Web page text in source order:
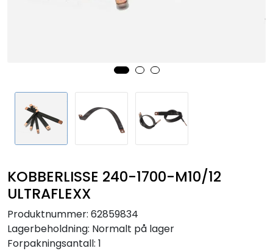
KOBBERLISSE 240-1700-M10/12
ULTRAFLEXX
Produktnummer: 62859834
Lagerbeholdning: Normalt på lager
Forpakningsantall: 1